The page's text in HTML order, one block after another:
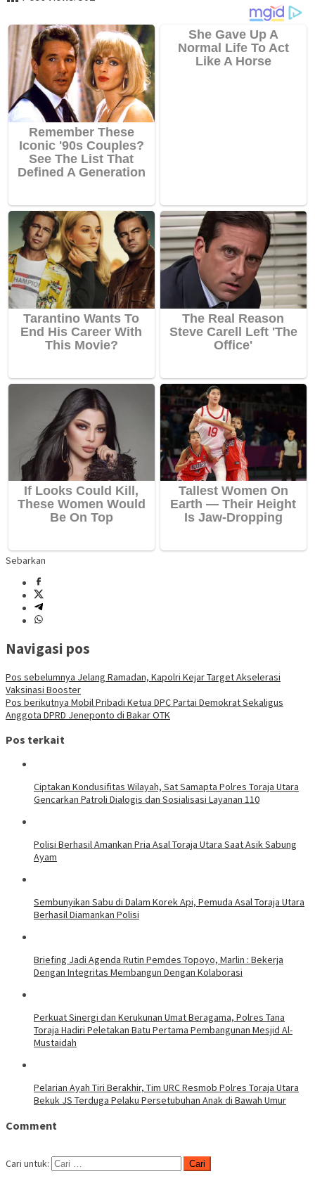
Sebarkan
Navigasi pos
Pos sebelumnya Jelang Ramadan, Kapolri Kejar Target Akselerasi
Vaksinasi Booster
Pos berikutnya Mobil Pribadi Ketua DPC Partai Demokrat Sekaligus
Anggota DPRD Jeneponto di Bakar OTK
Pos terkait
Ciptakan Kondusifitas Wilayah, Sat Samapta Polres Toraja Utara
Gencarkan Patroli Dialogis dan Sosialisasi Layanan 110
Polisi Berhasil Amankan Pria Asal Toraja Utara Saat Asik Sabung
Ayam
Sembunyikan Sabu di Dalam Korek Api, Pemuda Asal Toraja Utara
Berhasil Diamankan Polisi
Briefing Jadi Agenda Rutin Pemdes Topoyo, Marlin : Bekerja
Dengan Integritas Membangun Dengan Kolaborasi
Perkuat Sinergi dan Kerukunan Umat Beragama, Polres Tana
Toraja Hadiri Peletakan Batu Pertama Pembangunan Mesjid Al-
Mustaidah
Pelarian Ayah Tiri Berakhir, Tim URC Resmob Polres Toraja Utara
Bekuk JS Terduga Pelaku Persetubuhan Anak di Bawah Umur
Comment
Cari untuk: